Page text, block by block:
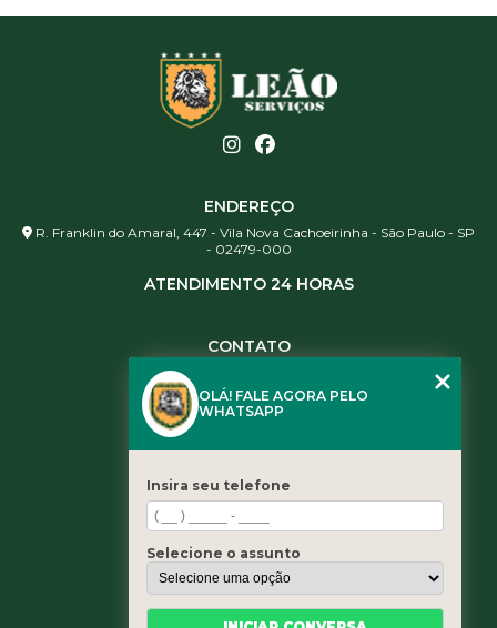
ENDEREÇO
R. Franklin do Amaral, 447 - Vila Nova Cachoeirinha - São Paulo - SP
- 02479-000
ATENDIMENTO 24 HORAS
CONTATO
(11) 3461-5871
contato@leaoservicos.com.br
Home
Quem somos
Serviços
OLÁ! FALE AGORA PELO
WHATSAPP
Insira seu telefone
Selecione o assunto